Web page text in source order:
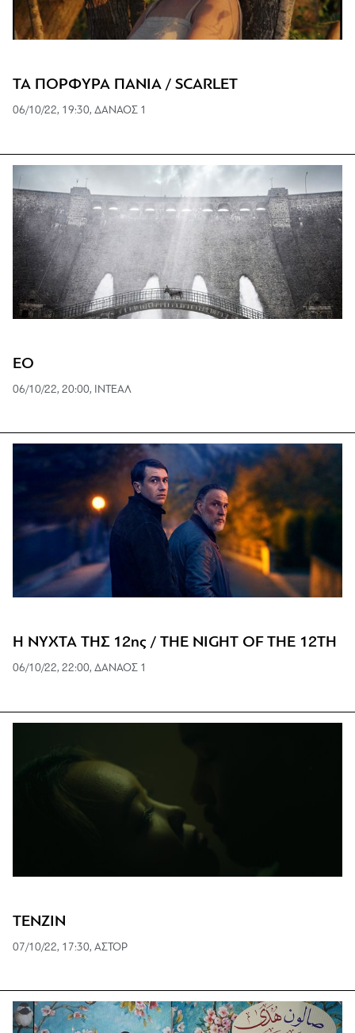
ΤΑ ΠΟΡΦΥΡΑ ΠΑΝΙΑ / SCARLET
06/10/22, 19:30, ΔΑΝΑΟΣ 1
EO
06/10/22, 20:00, ΙΝΤΕΑΛ
Η ΝΥΧΤΑ ΤΗΣ 12ης / THE NIGHT OF THE 12TH
06/10/22, 22:00, ΔΑΝΑΟΣ 1
ΤΕΝΖΙΝ
07/10/22, 17:30, ΑΣΤΟΡ